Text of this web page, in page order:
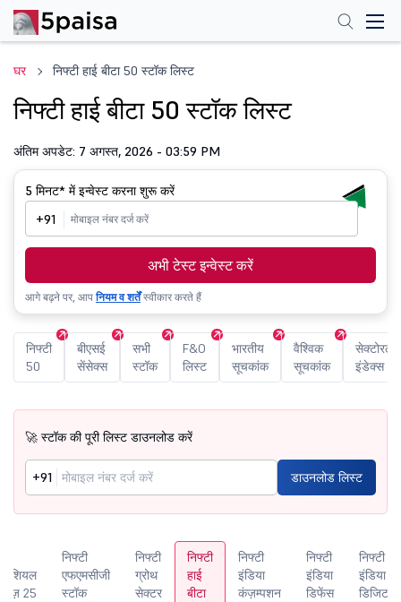
घर निफ्टी हाई बीटा 50 स्टॉक लिस्ट
निफ्टी हाई बीटा 50 स्टॉक लिस्ट
अंतिम अपडेट: 7 अगस्त, 2026 - 03:59 PM
5 मिनट* में इन्वेस्ट करना शुरू करें
+91
अभी टेस्ट इन्वेस्ट करें
आगे बढ़ने पर, आपनियम व शर्तेंस्वीकार करते हैं
निफ्टी
50
बीएसई
सेंसेक्स
सभी
स्टॉक
F&O
लिस्ट
भारतीय
सूचकांक
वैश्विक
सूचकांक
सेक्टोरल
इंडेक्स
🚀 स्टॉक की पूरी लिस्ट डाउनलोड करें
+91 डाउनलोड लिस्ट
25
निफ्टी
एफएमसीजी
स्टॉक
निफ्टी
ग्रोथ
सेक्टर
निफ्टी
हाई
बीटा
निफ्टी
इंडिया
कंज़म्पशन
निफ्टी
इंडिया
डिफेंस
निफ्टी
इंडिया
डिजिटल